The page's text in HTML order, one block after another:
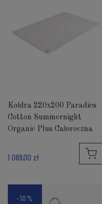
Kołdra 220x200 Paradies
Cotton Summernight
Organic Plus Całoroczna
1 089,00 zł
-10%